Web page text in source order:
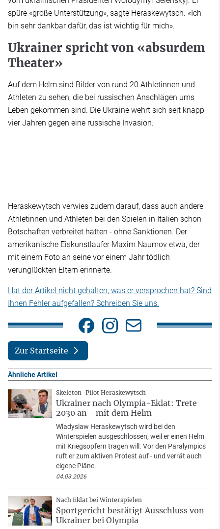
spüre «große Unterstützung», sagte Heraskewytsch. «Ich
bin sehr dankbar dafür, das ist wichtig für mich».
Ukrainer spricht von «absurdem
Theater»
Auf dem Helm sind Bilder von rund 20 Athletinnen und
Athleten zu sehen, die bei russischen Anschlägen ums
Leben gekommen sind. Die Ukraine wehrt sich seit knapp
vier Jahren gegen eine russische Invasion.
Heraskewytsch verwies zudem darauf, dass auch andere
Athletinnen und Athleten bei den Spielen in Italien schon
Botschaften verbreitet hätten - ohne Sanktionen. Der
amerikanische Eiskunstläufer Maxim Naumov etwa, der
mit einem Foto an seine vor einem Jahr tödlich
verunglückten Eltern erinnerte.
Hat der Artikel nicht gehalten, was er versprochen hat? Sind
Ihnen Fehler aufgefallen? Schreiben Sie uns.
Zur Startseite
Ähnliche Artikel
Skeleton-Pilot Heraskewytsch
Ukrainer nach Olympia-Eklat: Trete
2030 an - mit dem Helm
Wladyslaw Heraskewytsch wird bei den
Winterspielen ausgeschlossen, weil er einen Helm
mit Kriegsopfern tragen will. Vor den Paralympics
ruft er zum aktiven Protest auf - und verrät auch
eigene Pläne.
04.03.2026
Nach Eklat bei Winterspielen
Sportgericht bestätigt Ausschluss von
Ukrainer bei Olympia